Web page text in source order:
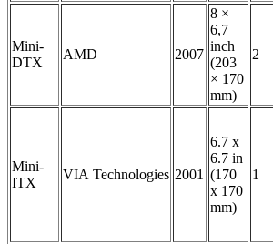
Mini-
DTX
AMD 2007
8 ×
6,7
inch
(203
× 170
mm)
2
Mini-
ITX
VIA Technologies 2001
6.7 x
6.7 in
(170
x 170
mm)
1